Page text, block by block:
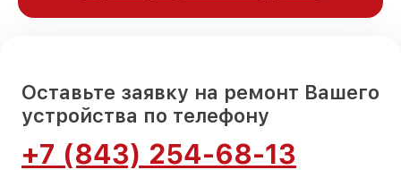
Оставьте заявку на ремонт Вашего
устройства по телефону
+7 (843) 254-68-13